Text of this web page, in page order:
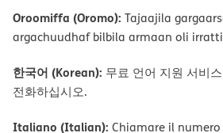
Oroomiffa (Oromo): Tajaajila
argachuudhaf bilbila armaan oli
한국어 (Korean): 무료 언어 지원 서비
전화하십시오.
Italiano (Italian): Chiamare il